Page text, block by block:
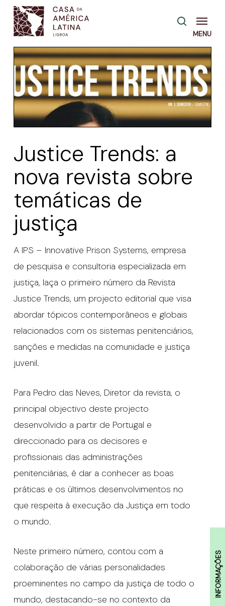
Skip
main
content
INFORMAÇÕES
pesquisa
Menu
Justice Trends: a
nova revista sobre
temáticas de
justiça
A IPS – Innovative Prison Systems, empresa
de pesquisa e consultoria especializada em
justiça, laça o primeiro número da Revista
Justice Trends, um projecto editorial que visa
abordar tópicos contemporâneos e globais
relacionados com os sistemas penitenciários,
sanções e medidas na comunidade e justiça
juvenil.
Para Pedro das Neves, Diretor da revista, o
principal objectivo deste projecto
desenvolvido a partir de Portugal e
direccionado para os decisores e
profissionais das administrações
penitenciárias, é dar a conhecer as boas
práticas e os últimos desenvolvimentos no
que respeita à execução da Justiça em todo
o mundo.
Neste primeiro número, contou com a
colaboração de várias personalidades
proeminentes no campo da justiça de todo o
mundo, destacando-se no contexto da